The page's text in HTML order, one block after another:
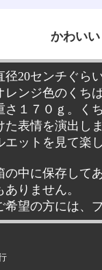
かわい
径20センチぐら
レンジ色のくち
さ１７０ｇ。く
た表情を演出し
エットを見て楽
の中に保存して
ありません。
希望の方には、